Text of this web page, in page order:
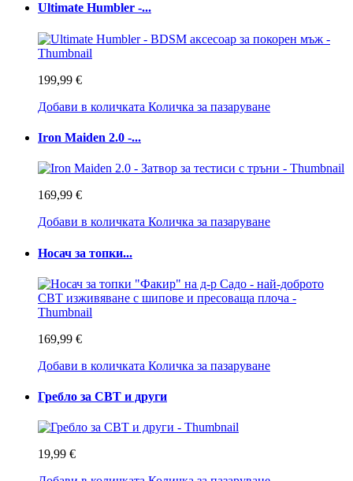
Ultimate Humbler -...
199,99 €
Добави в количката Количка за пазаруване
Iron Maiden 2.0 -...
169,99 €
Добави в количката Количка за пазаруване
Носач за топки...
169,99 €
Добави в количката Количка за пазаруване
Гребло за CBT и други
19,99 €